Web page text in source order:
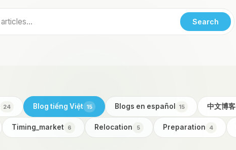
Search
24 Blog tiếng Việt 15 Blogs en español 15 中文博客
Timing_market 6 Relocation 5 Preparation 4